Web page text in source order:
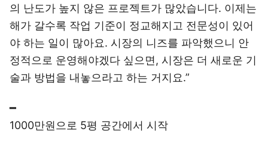
의 난도가 높지 않은 프로젝트가 많았습니다. 이제는
해가 갈수록 작업 기준이 정교해지고 전문성이 있어
야 하는 일이 많아요. 시장의 니즈를 파악했으니 안
정적으로 운영해야겠다 싶으면, 시장은 더 새로운 기
술과 방법을 내놓으라고 하는 거지요.”
━
1000만원으로 5평 공간에서 시작